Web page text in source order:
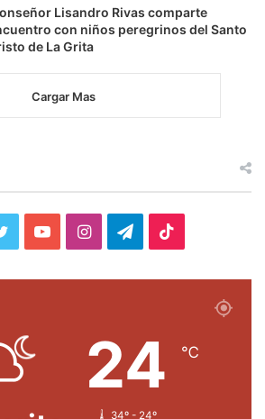
Lisandro Rivas comparte
con niños peregrinos del Santo
de La Grita
Cargar Mas
Twitter YouTubeInstagramTelegram
24 ℃
34º - 24º